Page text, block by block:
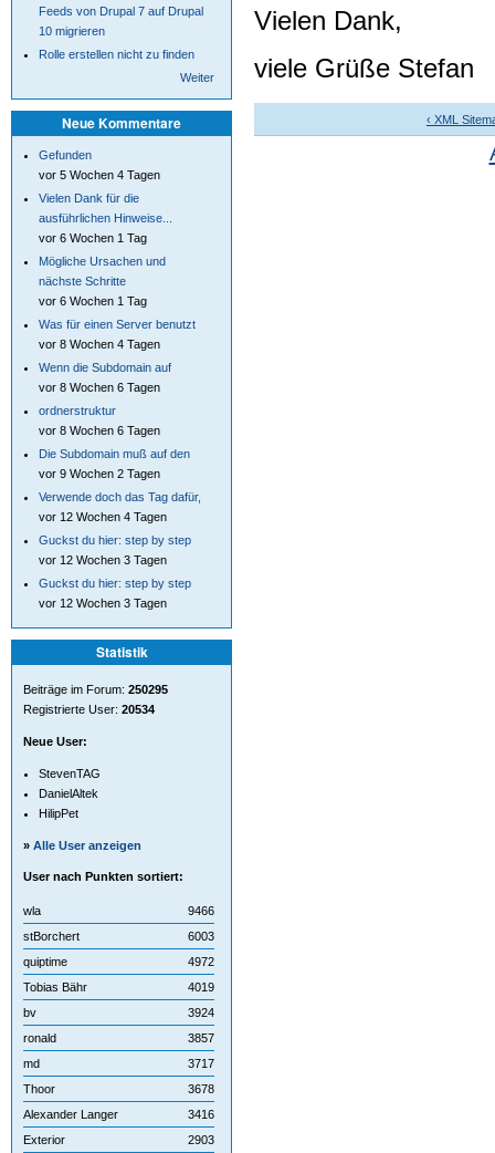
Vielen Dank,
viele Grüße Stefan
‹ XML
Feeds von Drupal 7 auf Drupal
10 migrieren
Rolle erstellen nicht zu finden
Weiter
Neue Kommentare
Gefunden
vor 5 Wochen 4 Tagen
Vielen Dank für die
ausführlichen Hinweise...
vor 6 Wochen 1 Tag
Mögliche Ursachen und
nächste Schritte
vor 6 Wochen 1 Tag
Was für einen Server benutzt
vor 8 Wochen 4 Tagen
Wenn die Subdomain auf
vor 8 Wochen 6 Tagen
ordnerstruktur
vor 8 Wochen 6 Tagen
Die Subdomain muß auf den
vor 9 Wochen 2 Tagen
Verwende doch das Tag dafür,
vor 12 Wochen 4 Tagen
Guckst du hier: step by step
vor 12 Wochen 3 Tagen
Guckst du hier: step by step
vor 12 Wochen 3 Tagen
Statistik
Beiträge im Forum: 250295
Registrierte User: 20534
Neue User:
StevenTAG
DanielAltek
HilipPet
» Alle User anzeigen
User nach Punkten sortiert:
wla
9466
stBorchert
6003
quiptime
4972
Tobias Bähr
4019
bv
3924
ronald
3857
md
3717
Thoor
3678
Alexander Langer
3416
Exterior
2903